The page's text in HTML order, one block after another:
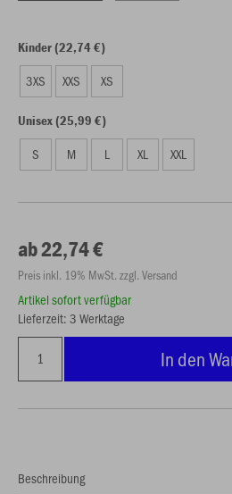
Kinder (22,74 €)
3XS XXS XS
Unisex (25,99 €)
S M L XL XXL
ab 22,74 €
Preis inkl. 19% MwSt. zzgl. Versand
Artikel sofort verfügbar
Lieferzeit: 3 Werktage
In den
Beschreibung